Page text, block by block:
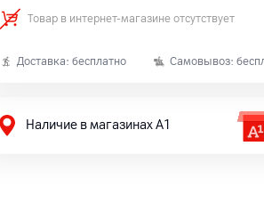
Товар в интернет-магазине отсутствует
Доставка: бесплатно Самовывоз:
Наличие в магазинах А1